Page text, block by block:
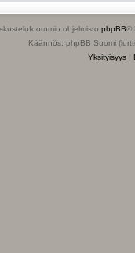
ohjelmisto phpBB®
Käännös: phpBB Suomi
Yksityisyys |